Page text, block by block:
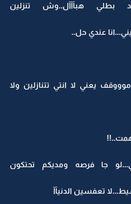
بطلي هبآآآل..وش تنزلين
عندي حل..
يعني لا انتي تتنازلين ولا
جا فرصه ومديكم تحتكون
تعفسين الدنيآآ